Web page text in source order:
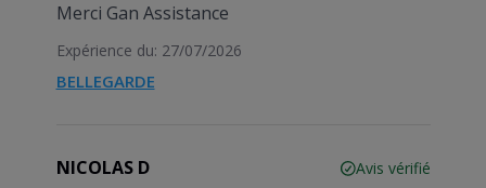
Merci Gan Assistance
Expérience du: 27/07/2026
BELLEGARDE
NICOLAS D Avis vérifié